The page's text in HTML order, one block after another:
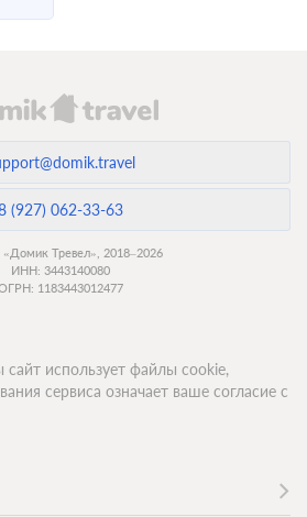
(927) 062-33-63
Тревел», 2018–2026
ИНН: 3443140080
1183443012477
использует файлы cookie,
сервиса означает ваше согласие с